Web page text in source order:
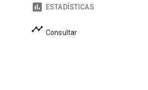
ESTADÍSTICAS
Consultar